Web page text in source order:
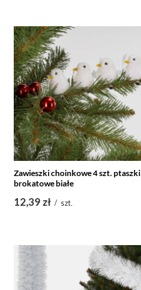
Zawieszki choinkowe 4 szt. ptaszki
brokatowe białe
12,39 zł / szt.